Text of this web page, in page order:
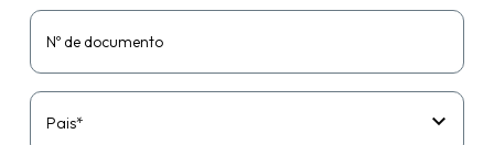
Nº de documento
Pais*